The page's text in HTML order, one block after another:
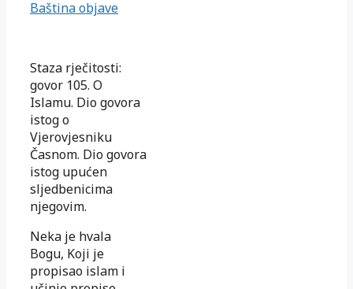
Baština objave
Staza rječitosti:
govor 105. O
Islamu. Dio govora
istog o
Vjerovjesniku
Časnom. Dio govora
istog upućen
sljedbenicima
njegovim.
Neka je hvala
Bogu, Koji je
propisao islam i